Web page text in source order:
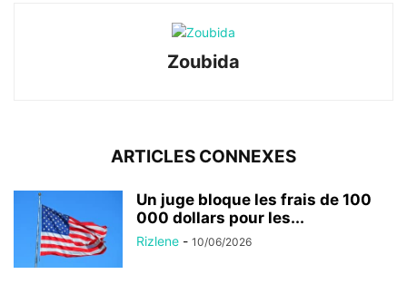
Zoubida
ARTICLES CONNEXES
Un juge bloque les frais de 100
000 dollars pour les...
Rizlene - 10/06/2026